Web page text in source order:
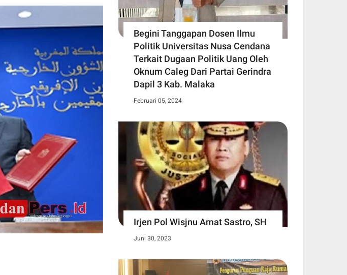
Begini Tanggapan Dosen Ilmu
Politik Universitas Nusa Cendana
Terkait Dugaan Politik Uang Oleh
Oknum Caleg Dari Partai Gerindra
Dapil 3 Kab. Malaka
Februari 05, 2024
Irjen Pol Wisjnu Amat Sastro, SH
Juni 30, 2023